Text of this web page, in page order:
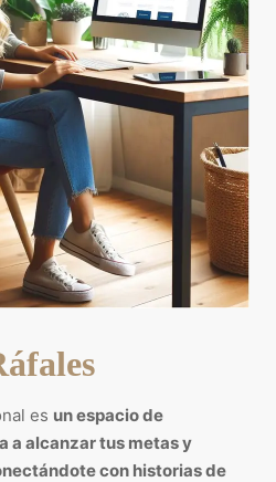
es un espacio de
a alcanzar tus metas y
con historias de